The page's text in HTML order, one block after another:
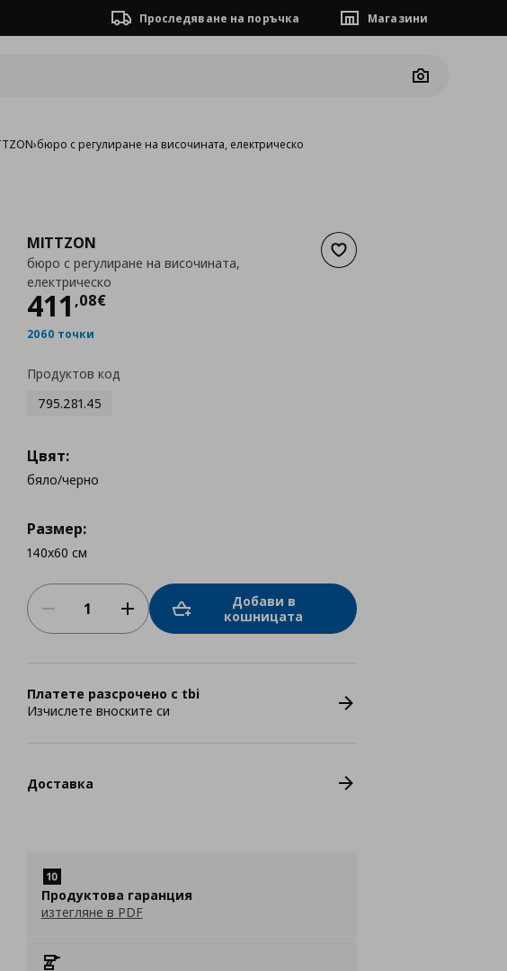
Проследяване на поръчка Магазини
Camera
›бюро с регулиране на височината, електрическо
Добави към списъка с
MITTZON
бюро с регулиране на височината,
електрическо
411 ,08€
Цена
2060 точки
Продуктов код
795.281.45
Цвят:
бяло/черно
Размер:
140x60 см
Добави в
кошницата
Платете разсрочено с tbi
Изчислете вноските си
Доставка
Продуктова гаранция
изтегляне в PDF